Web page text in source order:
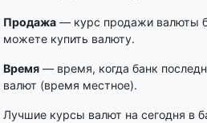
Продажа — курс продажи валюты
можете купить валюту.
Время — время, когда банк
валют (время местное).
Лучшие курсы валют на сегодня в